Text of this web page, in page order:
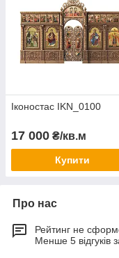
Іконостас IKN_0100
17 000 ₴/кв.м
Купити
Про нас
Рейтинг не
Менше 5 відгуків